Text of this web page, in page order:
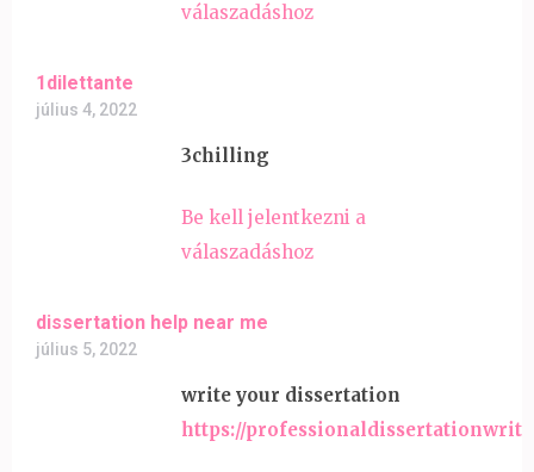
válaszadáshoz
1dilettante
július 4, 2022
3chilling
Be kell jelentkezni a
válaszadáshoz
dissertation help near me
július 5, 2022
write your dissertation
https://